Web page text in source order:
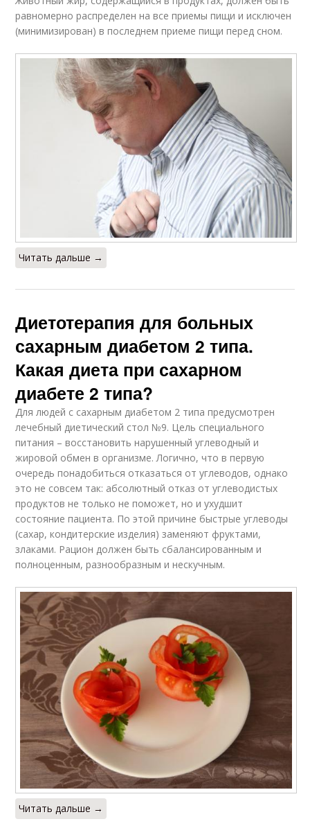
равномерно распределен на все приемы пищи и исключен
(минимизирован) в последнем приеме пищи перед сном.
Читать дальше →
Диетотерапия для больных
сахарным диабетом 2 типа.
Какая диета при сахарном
диабете 2 типа?
Для людей с сахарным диабетом 2 типа предусмотрен
лечебный диетический стол №9. Цель специального
питания – восстановить нарушенный углеводный и
жировой обмен в организме. Логично, что в первую
очередь понадобиться отказаться от углеводов, однако
это не совсем так: абсолютный отказ от углеводистых
продуктов не только не поможет, но и ухудшит
состояние пациента. По этой причине быстрые углеводы
(сахар, кондитерские изделия) заменяют фруктами,
злаками. Рацион должен быть сбалансированным и
полноценным, разнообразным и нескучным.
Читать дальше →